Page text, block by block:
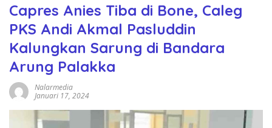
Capres Anies Tiba di Bone, Caleg
PKS Andi Akmal Pasluddin
Kalungkan Sarung di Bandara
Arung Palakka
Nalarmedia
Januari 17, 2024